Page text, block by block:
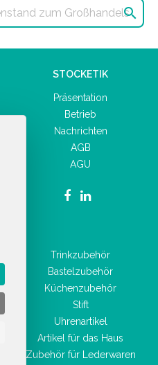

STOCKETIK
Präsentation
Betrieb
Nachrichten
AGB
AGU
Trinkzubehör
Bastelzubehör
Küchenzubehör
Stift
Uhrenartikel
Artikel für das Haus
Zubehör für Lederwaren